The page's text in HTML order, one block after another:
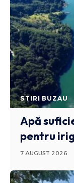
STIRI BUZAU
Apă
pentru
7 AUGUST 2026